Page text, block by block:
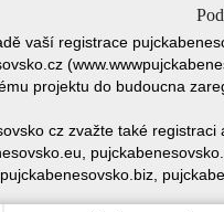
vaší registrace
projektu do budoucna
cz zvažte také
pujckabenesovsko.biz,